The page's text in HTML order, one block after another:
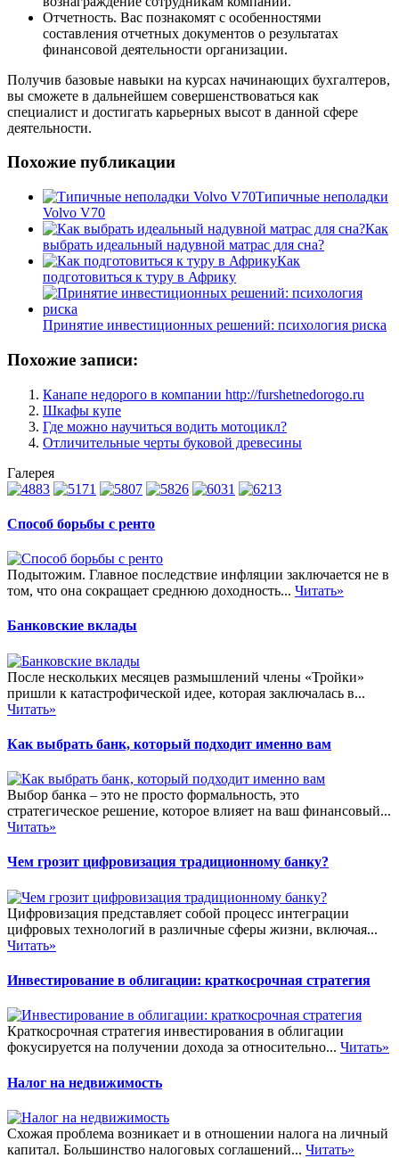
Отчетность. Вас познакомят с особенностями
составления отчетных документов о результатах
финансовой деятельности организации.
Получив базовые навыки на курсах начинающих бухгалтеров,
вы сможете в дальнейшем совершенствоваться как
специалист и достигать карьерных высот в данной сфере
деятельности.
Похожие публикации
Типичные неполадки
Volvo V70
Как
выбрать идеальный надувной матрас для сна?
Как
подготовиться к туру в Африку
Принятие инвестиционных решений: психология риска
Похожие записи:
Канапе недорого в компании http://furshetnedorogo.ru
Шкафы купе
Где можно научиться водить мотоцикл?
Отличительные черты буковой древесины
Галерея
Способ борьбы с ренто
Подытожим. Главное последствие инфляции заключается не в
том, что она сокращает среднюю доходность... Читать»
Банковские вклады
После нескольких месяцев размышлений члены «Тройки»
пришли к катастрофической идее, которая заключалась в...
Читать»
Как выбрать банк, который подходит именно вам
Выбор банка – это не просто формальность, это
стратегическое решение, которое влияет на ваш финансовый...
Читать»
Чем грозит цифровизация традиционному банку?
Цифровизация представляет собой процесс интеграции
цифровых технологий в различные сферы жизни, включая...
Читать»
Инвестирование в облигации: краткосрочная стратегия
Краткосрочная стратегия инвестирования в облигации
фокусируется на получении дохода за относительно... Читать»
Налог на недвижимость
Схожая проблема возникает и в отношении налога на личный
капитал. Большинство налоговых соглашений... Читать»